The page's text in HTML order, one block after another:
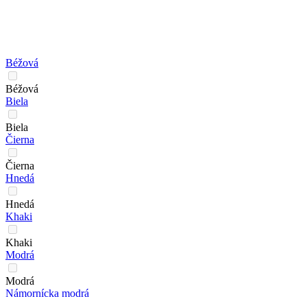
Béžová
Béžová
Biela
Biela
Čierna
Čierna
Hnedá
Hnedá
Khaki
Khaki
Modrá
Modrá
Námornícka modrá